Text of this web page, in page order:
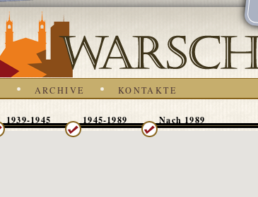
ARCHIVE KONTAKTE
1939-1945 1945-1989 Nach 1989